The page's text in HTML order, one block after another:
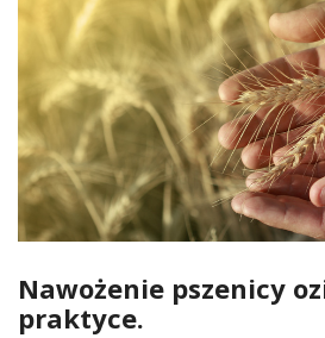
Nawożenie pszenicy
praktyce.